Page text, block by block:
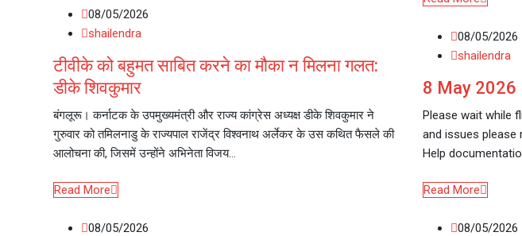
08/05/2026
shailendra
टीवीके को बहुमत साबित करने का मौका न मिलना गलत:
डीके शिवकुमार
बंगलूरू। कर्नाटक के उपमुख्यमंत्री और राज्य कांग्रेस अध्यक्ष डीके शिवकुमार ने
गुरुवार को तमिलनाडु के राज्यपाल राजेंद्र विश्वनाथ अर्लेकर के उस कथित फैसले की
आलोचना की, जिसमें उन्होंने अभिनेता विजय…
Read More
08/05/2026
shailendra
8 May 2026
Please wait while
and issues please
Help
Read More
08/05/2026
08/05/2026